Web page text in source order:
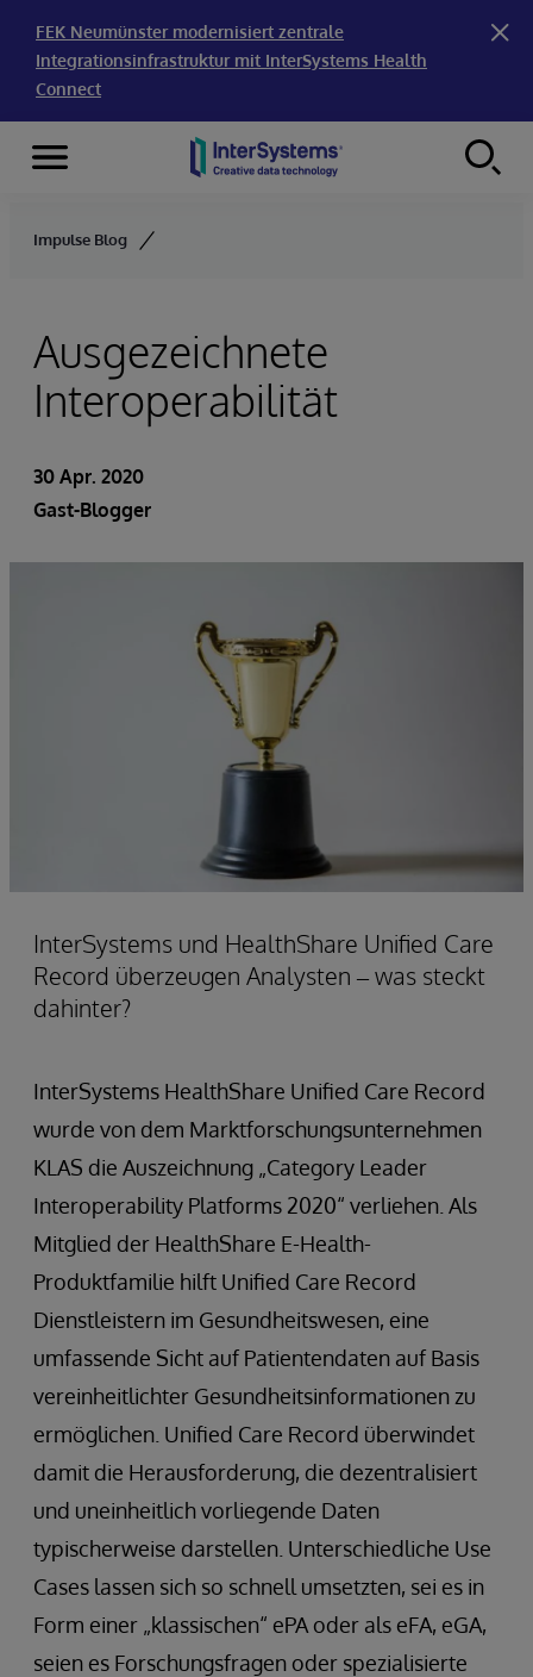
FEK Neumünster modernisiert zentrale
Integrationsinfrastruktur mit InterSystems Health
Connect
Skip to content
Menu
Impulse Blog
Ausgezeichnete
Interoperabilität
30 Apr. 2020
Gast-Blogger
InterSystems und HealthShare Unified Care
Record überzeugen Analysten – was steckt
dahinter?
InterSystems HealthShare Unified Care Record
wurde von dem Marktforschungsunternehmen
KLAS die Auszeichnung „Category Leader
Interoperability Platforms 2020“ verliehen. Als
Mitglied der HealthShare E-Health-
Produktfamilie hilft Unified Care Record
Dienstleistern im Gesundheitswesen, eine
umfassende Sicht auf Patientendaten auf Basis
vereinheitlichter Gesundheitsinformationen zu
ermöglichen. Unified Care Record überwindet
damit die Herausforderung, die dezentralisiert
und uneinheitlich vorliegende Daten
typischerweise darstellen. Unterschiedliche Use
Cases lassen sich so schnell umsetzten, sei es in
Form einer „klassischen“ ePA oder als eFA, eGA,
seien es Forschungsfragen oder spezialisierte